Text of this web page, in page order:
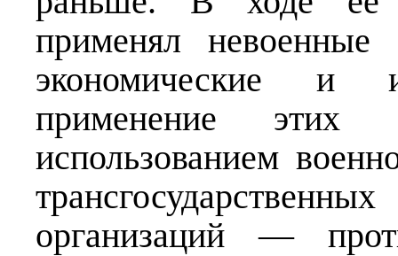
применял невоенные
экономические и
применение этих
использованием
организаций —